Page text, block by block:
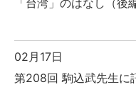
02月17日
第208回 駒込武先生